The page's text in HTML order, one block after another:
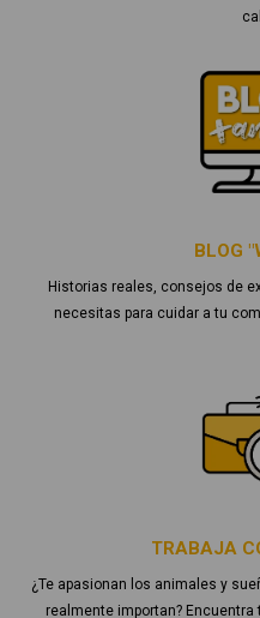
BLOG
Historias reales, consejos de
necesitas para cuidar a tu
TRABAJA
¿Te apasionan los animales y
realmente importan?